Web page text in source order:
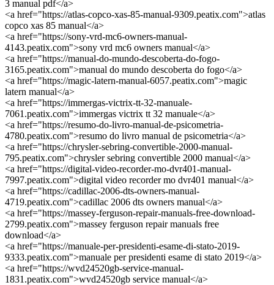
3 manual pdf</a>
<a href="https://atlas-copco-xas-85-manual-9309.peatix.com">atlas
copco xas 85 manual</a>
<a href="https://sony-vrd-mc6-owners-manual-
4143.peatix.com">sony vrd mc6 owners manual</a>
<a href="https://manual-do-mundo-descoberta-do-fogo-
3165.peatix.com">manual do mundo descoberta do fogo</a>
<a href="https://magic-latern-manual-6057.peatix.com">magic
latern manual</a>
<a href="https://immergas-victrix-tt-32-manuale-
7061.peatix.com">immergas victrix tt 32 manuale</a>
<a href="https://resumo-do-livro-manual-de-psicometria-
4780.peatix.com">resumo do livro manual de psicometria</a>
<a href="https://chrysler-sebring-convertible-2000-manual-
795.peatix.com">chrysler sebring convertible 2000 manual</a>
<a href="https://digital-video-recorder-mo-dvr401-manual-
7997.peatix.com">digital video recorder mo dvr401 manual</a>
<a href="https://cadillac-2006-dts-owners-manual-
4719.peatix.com">cadillac 2006 dts owners manual</a>
<a href="https://massey-ferguson-repair-manuals-free-download-
2799.peatix.com">massey ferguson repair manuals free
download</a>
<a href="https://manuale-per-presidenti-esame-di-stato-2019-
9333.peatix.com">manuale per presidenti esame di stato 2019</a>
<a href="https://wvd24520gb-service-manual-
1831.peatix.com">wvd24520gb service manual</a>